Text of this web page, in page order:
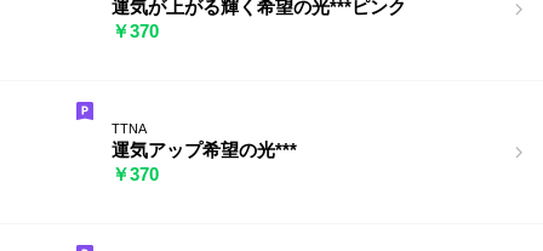
運気が上がる輝く希望の光***ピンク
￥370
TTNA
運気アップ希望の光***
￥370